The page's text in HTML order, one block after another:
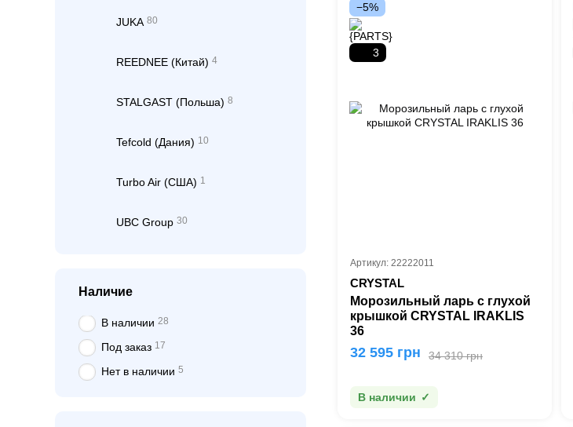
−5%
3
Артикул: 22222011
CRYSTAL
Морозильный ларь с глухой
крышкой CRYSTAL IRAKLIS
36
34 310 грн
32 595 грн
В наличии
JUKA 80
REEDNEE (Китай) 4
STALGAST (Польша) 8
Tefcold (Дания) 10
Turbo Air (США) 1
UBC Group 30
Наличие
В наличии 28
Под заказ 17
Нет в наличии 5